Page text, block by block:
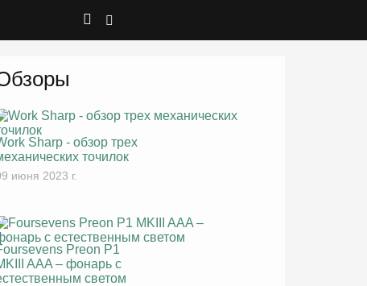
Sharp - обзор трех
точилок
июня 2023 г.
Preon P1
AAA – фонарь с
светом